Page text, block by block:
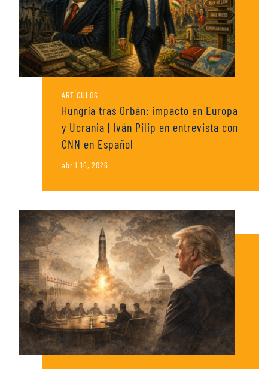
ARTÍCULOS
Hungría tras Orbán: impacto en Europa
y Ucrania | Iván Pilip en entrevista con
CNN en Español
abril 16, 2026